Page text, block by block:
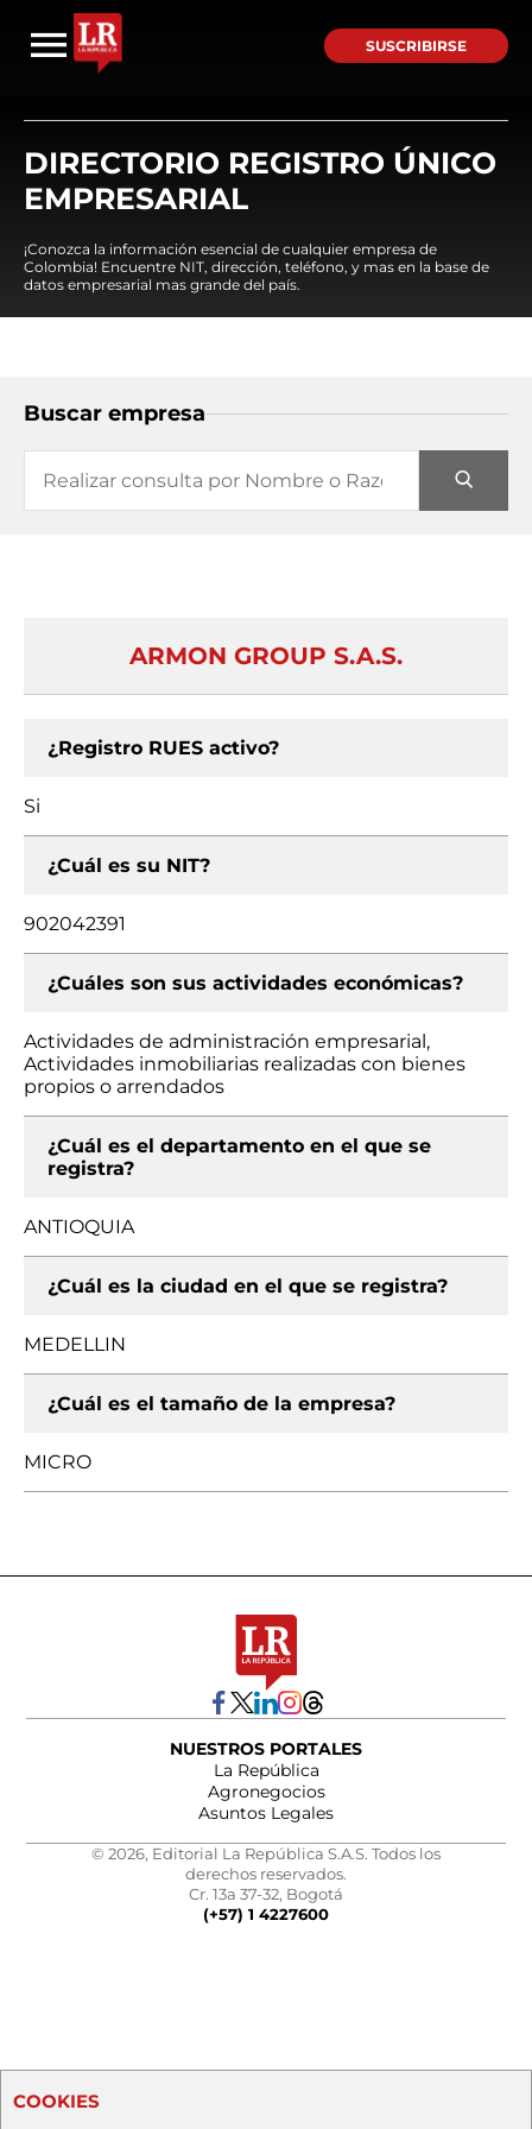
SUSCRIBIRSE
DIRECTORIO REGISTRO ÚNICO
EMPRESARIAL
¡Conozca la información esencial de cualquier empresa de
Colombia! Encuentre NIT, dirección, teléfono, y mas en la base de
datos empresarial mas grande del país.
Buscar empresa
ARMON GROUP S.A.S.
¿Registro RUES activo?
Si
¿Cuál es su NIT?
902042391
¿Cuáles son sus actividades económicas?
Actividades de administración empresarial,
Actividades inmobiliarias realizadas con bienes
propios o arrendados
¿Cuál es el departamento en el que se
registra?
ANTIOQUIA
¿Cuál es la ciudad en el que se registra?
MEDELLIN
¿Cuál es el tamaño de la empresa?
MICRO
NUESTROS PORTALES
La República
Agronegocios
Asuntos Legales
© 2026, Editorial La República S.A.S. Todos los
derechos reservados.
Cr. 13a 37-32, Bogotá
(+57) 1 4227600
COOKIES